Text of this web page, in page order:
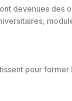
devenues des
pour former